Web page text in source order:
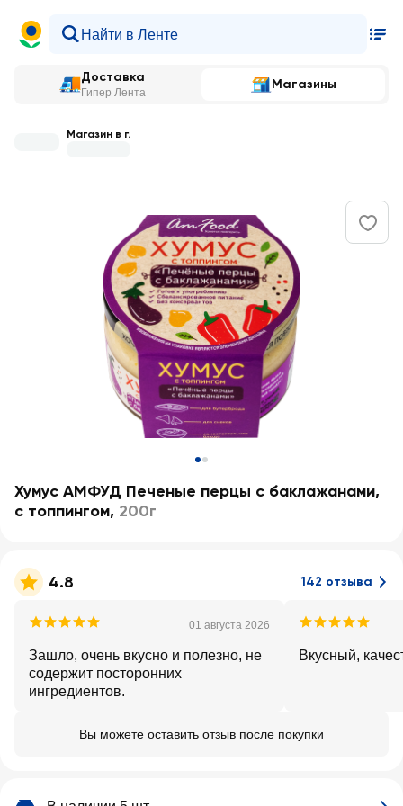
Доставка
Гипер Лента
Магазины
Магазин в г.
Хумус АМФУД Печеные перцы с баклажанами,
с топпингом, 200г
4.8 142 отзыва
01 августа 2026
Зашло, очень вкусно и полезно, не
содержит посторонних
ингредиентов.
Вкусный,
Вы можете оставить отзыв после покупки